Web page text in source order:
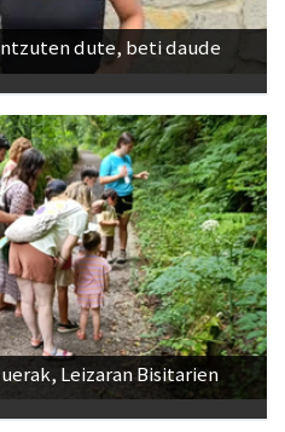
dute, beti daude
Leizaran Bisitarien